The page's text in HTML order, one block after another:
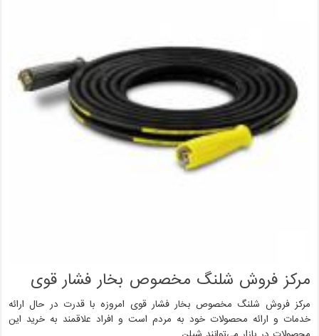
مرکز فروش شلنگ مخصوص بخار فشار قوی
مرکز فروش شلنگ مخصوص بخار فشار قوی امروزه با قدرت در حال ارائه
خدمات و ارائه محصولات خود به مردم است و افراد علاقمند به خرید این